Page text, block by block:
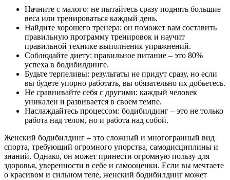
Начните с малого: не пытайтесь сразу поднять большие
веса или тренироваться каждый день.
Найдите хорошего тренера: он поможет вам составить
правильную программу тренировок и научит
правильной технике выполнения упражнений.
Соблюдайте диету: правильное питание – это 80%
успеха в бодибилдинге.
Будьте терпеливы: результаты не придут сразу, но если
вы будете упорно работать, вы обязательно их добьетесь.
Не сравнивайте себя с другими: каждый человек
уникален и развивается в своем темпе.
Наслаждайтесь процессом: бодибилдинг – это не только
работа над телом, но и работа над собой.
Женский бодибилдинг – это сложный и многогранный вид
спорта, требующий огромного упорства, самодисциплины и
знаний. Однако, он может принести огромную пользу для
здоровья, уверенности в себе и самооценки. Если вы мечтаете
о красивом и сильном теле, женский бодибилдинг может